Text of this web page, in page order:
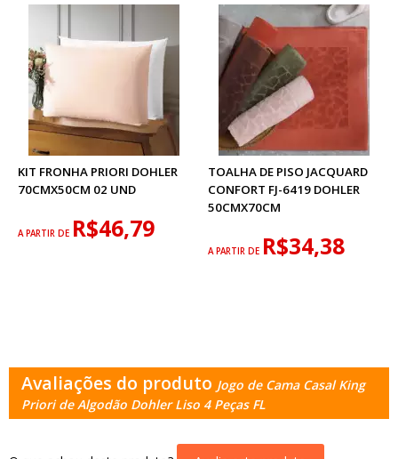
KIT FRONHA PRIORI DOHLER
70CMX50CM 02 UND
A PARTIR DE R$46,79
TOALHA DE PISO JACQUARD
CONFORT FJ-6419 DOHLER
50CMX70CM
A PARTIR DE R$34,38
Avaliações do produto Jogo de Cama Casal King
Priori de Algodão Dohler Liso 4 Peças FL